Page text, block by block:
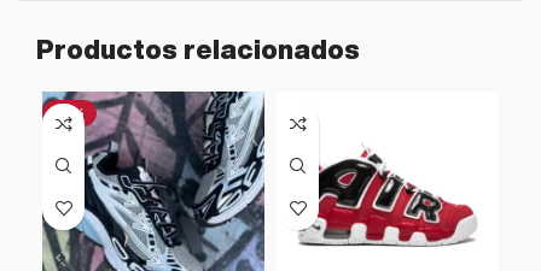
Productos relacionados
-18%